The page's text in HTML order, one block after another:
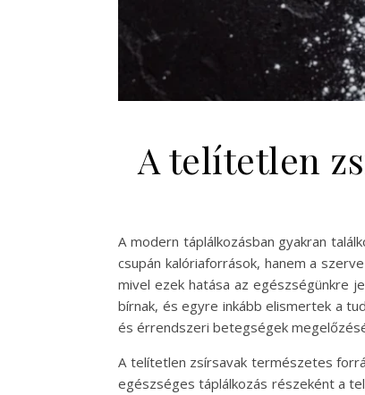
A telítetlen
A modern táplálkozásban gyakran
csupán kalóriaforrások, hanem a
mivel ezek hatása az egészségünkre
bírnak, és egyre inkább elismertek a
és érrendszeri betegségek
A telítetlen zsírsavak természetes
egészséges táplálkozás részeként a